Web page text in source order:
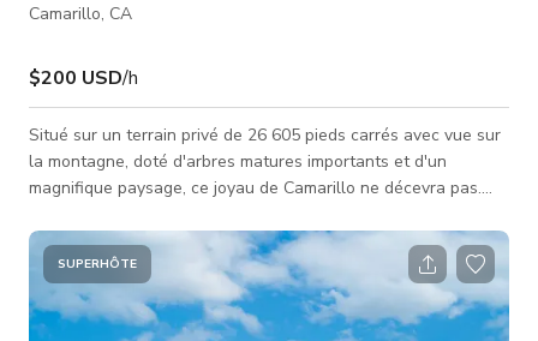
Camarillo, CA
$200 USD/h
Situé sur un terrain privé de 26 605 pieds carrés avec vue sur
la montagne, doté d'arbres matures importants et d'un
magnifique paysage, ce joyau de Camarillo ne décevra pas.
traditionnelle de style Nouvelle-Angleterre entourant la
cuisine, un foyer extérieur au bois/aire de divertissement (avec
station BBQ) et plusieurs coins salons tranquilles disséminés
sur le vaste terrain. Enfin, toute la propriété comprend un
SUPERHÔTE